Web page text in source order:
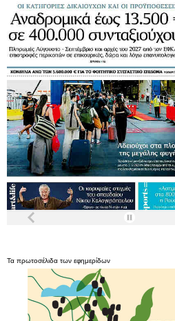
Τα πρωτοσέλιδα των εφημερίδων